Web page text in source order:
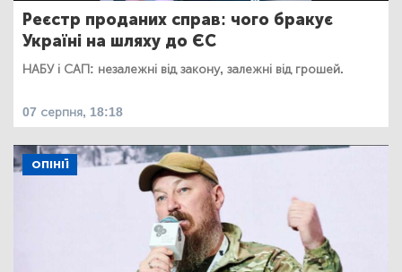
Реєстр проданих справ: чого бракує
Україні на шляху до ЄС
НАБУ і САП: незалежні від закону, залежні від грошей.
07 серпня, 18:18
ОПІНІЇ